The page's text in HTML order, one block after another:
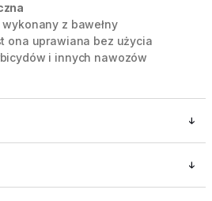
z bawełny
ona uprawiana bez użycia
i innych nawozów